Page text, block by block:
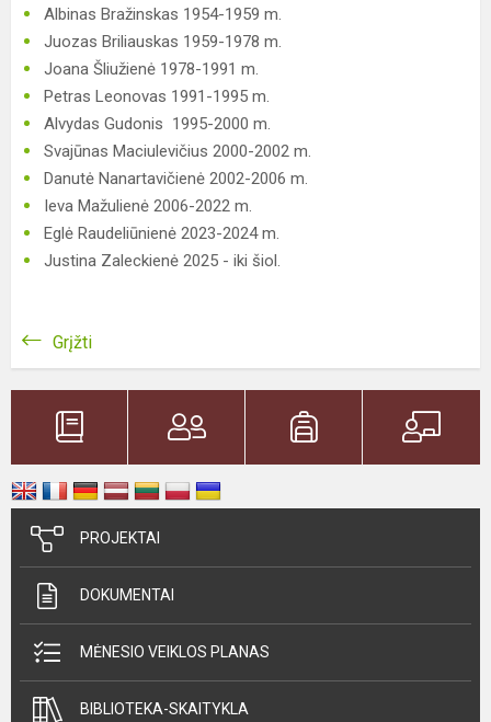
Albinas Bražinskas 1954-1959 m.
Juozas Briliauskas 1959-1978 m.
Joana Šliužienė 1978-1991 m.
Petras Leonovas 1991-1995 m.
Alvydas Gudonis 1995-2000 m.
Svajūnas Maciulevičius 2000-2002 m.
Danutė Nanartavičienė 2002-2006 m.
Ieva Mažulienė 2006-2022 m.
Eglė Raudeliūnienė 2023-2024 m.
Justina Zaleckienė 2025 - iki šiol.
Grįžti
PROJEKTAI
DOKUMENTAI
MĖNESIO VEIKLOS PLANAS
BIBLIOTEKA-SKAITYKLA